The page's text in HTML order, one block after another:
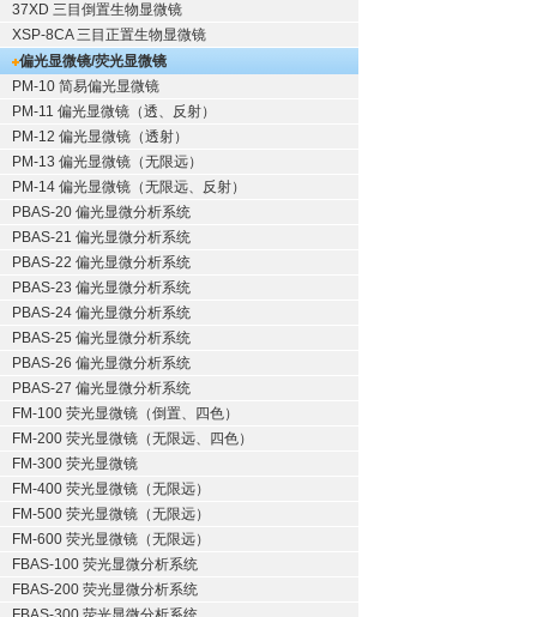
37XD 三目倒置生物显微镜
XSP-8CA 三目正置生物显微镜
偏光显微镜/荧光显微镜
PM-10 简易偏光显微镜
PM-11 偏光显微镜（透、反射）
PM-12 偏光显微镜（透射）
PM-13 偏光显微镜（无限远）
PM-14 偏光显微镜（无限远、反射）
PBAS-20 偏光显微分析系统
PBAS-21 偏光显微分析系统
PBAS-22 偏光显微分析系统
PBAS-23 偏光显微分析系统
PBAS-24 偏光显微分析系统
PBAS-25 偏光显微分析系统
PBAS-26 偏光显微分析系统
PBAS-27 偏光显微分析系统
FM-100 荧光显微镜（倒置、四色）
FM-200 荧光显微镜（无限远、四色）
FM-300 荧光显微镜
FM-400 荧光显微镜（无限远）
FM-500 荧光显微镜（无限远）
FM-600 荧光显微镜（无限远）
FBAS-100 荧光显微分析系统
FBAS-200 荧光显微分析系统